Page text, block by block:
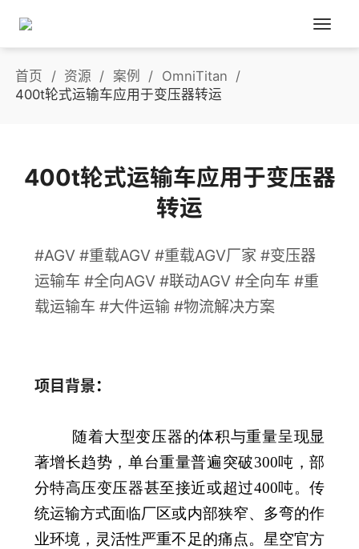
首页 资源 案例
OmniTitan
400t轮式运输车应用于变压器转运
400t轮式运输车应用于变压器
转运
#AGV #重载AGV #重载AGV厂家 #变压器
运输车 #全向AGV #联动AGV #全向车 #重
载运输车 #大件运输 #物流解决方案
项目背景：
随着大型变压器的体积与重量呈现显
著增长趋势，单台重量普遍突破300吨，部
分特高压变压器甚至接近或超过400吨。传
统运输方式面临厂区或内部狭窄、多弯的作
业环境，灵活性严重不足的痛点。星空官方